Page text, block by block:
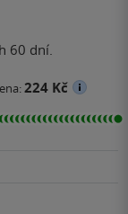
60 dní.
224 Kč